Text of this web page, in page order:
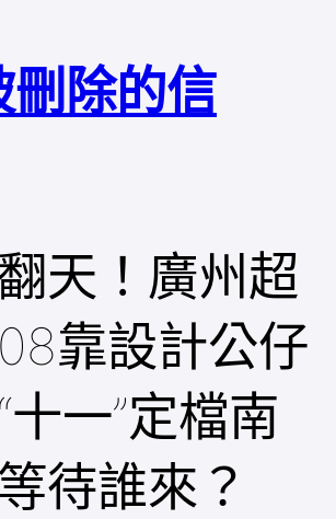
刪除的信
天！廣州超
靠設計公仔
一”定檔南
待誰來？